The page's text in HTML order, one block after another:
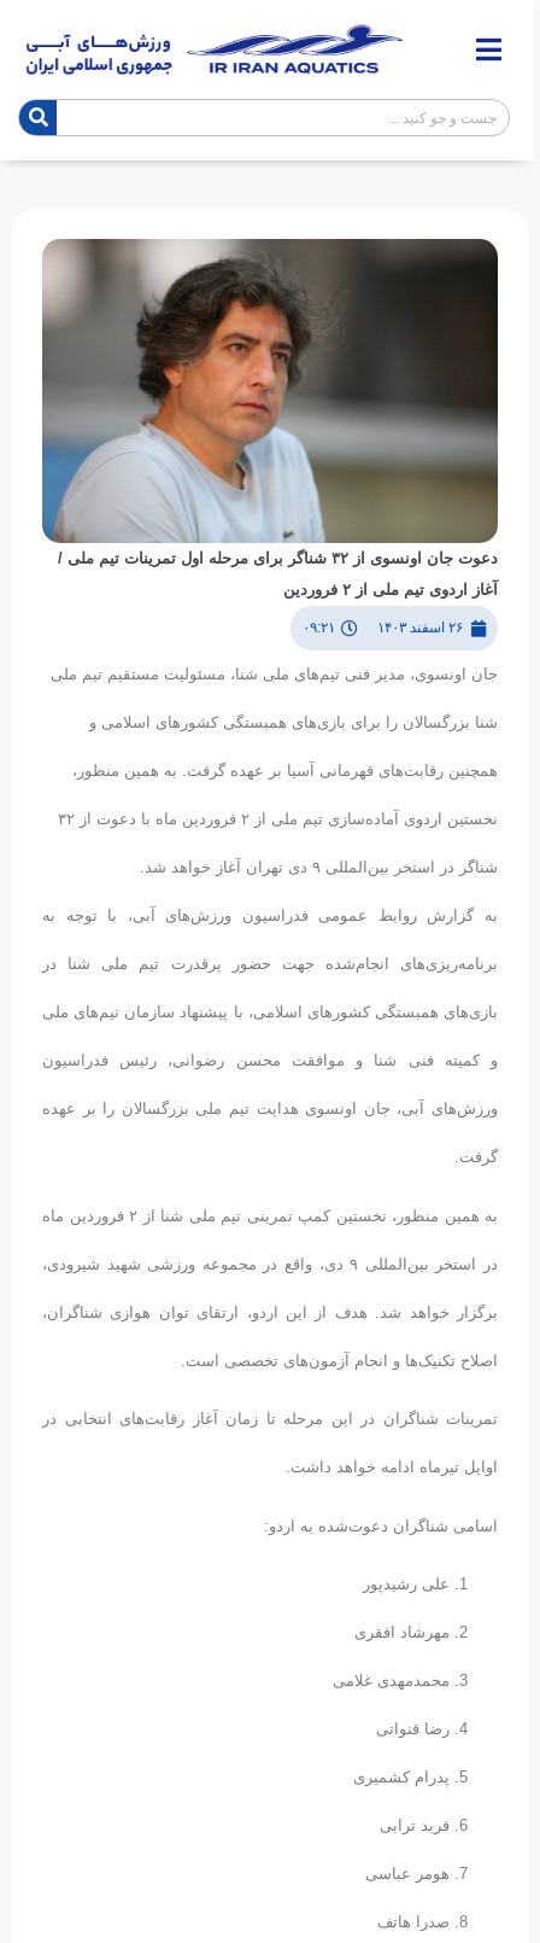
دعوت جان اونسوی از ۳۲ شناگر برای مرحله اول تمرینات تیم ملی /
آغاز اردوی تیم ملی از ۲ فروردین
۲۶ اسفند ۱۴۰۳ ۰۹:۲۱
جان اونسوی، مدیر فنی تیم‌های ملی شنا، مسئولیت مستقیم تیم ملی
شنا بزرگسالان را برای بازی‌های همبستگی کشورهای اسلامی و
همچنین رقابت‌های قهرمانی آسیا بر عهده گرفت. به همین منظور،
نخستین اردوی آماده‌سازی تیم ملی از ۲ فروردین ماه با دعوت از ۳۲
شناگر در استخر بین‌المللی ۹ دی تهران آغاز خواهد شد.
به گزارش روابط عمومی فدراسیون ورزش‌های آبی، با توجه به
برنامه‌ریزی‌های انجام‌شده جهت حضور پرقدرت تیم ملی شنا در
بازی‌های همبستگی کشورهای اسلامی، با پیشنهاد سازمان تیم‌های ملی
و کمیته فنی شنا و موافقت محسن رضوانی، رئیس فدراسیون
ورزش‌های آبی، جان اونسوی هدایت تیم ملی بزرگسالان را بر عهده
گرفت.
به همین منظور، نخستین کمپ تمرینی تیم ملی شنا از ۲ فروردین ماه
در استخر بین‌المللی ۹ دی، واقع در مجموعه ورزشی شهید شیرودی،
برگزار خواهد شد. هدف از این اردو، ارتقای توان هوازی شناگران،
اصلاح تکنیک‌ها و انجام آزمون‌های تخصصی است.
تمرینات شناگران در این مرحله تا زمان آغاز رقابت‌های انتخابی در
اوایل تیرماه ادامه خواهد داشت.
اسامی شناگران دعوت‌شده به اردو:
علی رشیدپور
مهرشاد افقری
محمدمهدی غلامی
رضا قنواتی
پدرام کشمیری
فربد ترابی
هومر عباسی
صدرا هاتف